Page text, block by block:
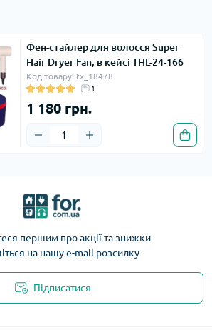
Фен-стайлер для волосся Super
Hair Dryer Fan, в кейсі THL-24-166
Код товару: tx_18478
1
1 180 грн.
першим про акції та знижки
на нашу e-mail розсилку
Підписатися